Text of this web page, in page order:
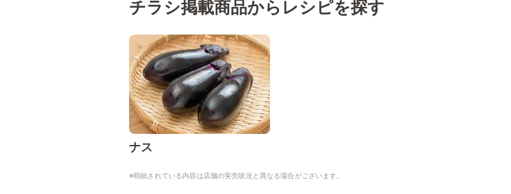
チラシ掲載商品からレシピを探す
ナス
※明細されている内容は店舗の実売状況と異なる場合がございます。